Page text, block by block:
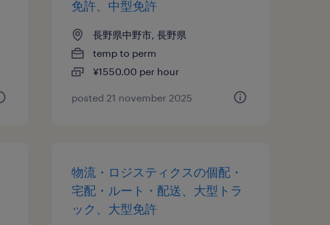
免許、中型免許
長野県中野市, 長野県
temp to perm
¥1550.00 per hour
posted 21 november 2025
物流・ロジスティクスの個配・
宅配・ルート・配送、大型トラ
ック、大型免許